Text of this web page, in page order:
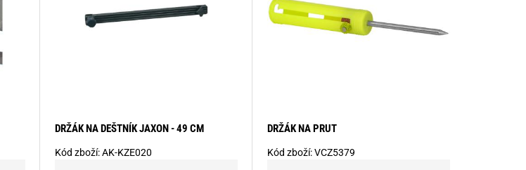
DRŽÁK NA DEŠTNÍK JAXON - 49 CM
Kód zboží:AK-KZE020
DRŽÁK NA PRUT
Kód zboží:VCZ5379